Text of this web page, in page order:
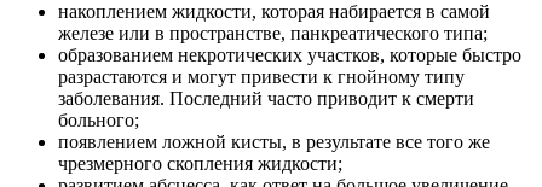
накоплением жидкости, которая набирается в самой
железе или в пространстве, панкреатического типа;
образованием некротических участков, которые быстро
разрастаются и могут привести к гнойному типу
заболевания. Последний часто приводит к смерти
больного;
появлением ложной кисты, в результате все того же
чрезмерного скопления жидкости;